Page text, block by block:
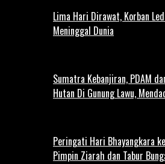
Lima Hari Dirawat, Korban
Meninggal Dunia
Sumatra Kebanjiran, PDAM
Hutan Di Gunung Lawu,
Peringati Hari Bhayangkara
Pimpin Ziarah dan Tabur